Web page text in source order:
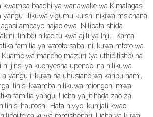
kwamba baadhi ya wanawake wa Kimalagasi
yangu. Ilikuwa vigumu kuishi nikiwa msichana
ambaye hajaolewa. Nilipata shida
ilinibdi nikae tu kwa ajili ya Injili. Kama
familia ya watoto saba, nilikuwa mtoto wa
maneno mazuri (ya uthibitisho) na
jinsi ya kuonyesha upendo, na nilikuwa
yangu ilikuwa na uhusiano wa karibu nami,
ilihisi kwamba nilikuwa miongoni mwa
familia yangu. Licha ya jitihada zao za
hautoshi. Hata hivyo, kunijali kwao